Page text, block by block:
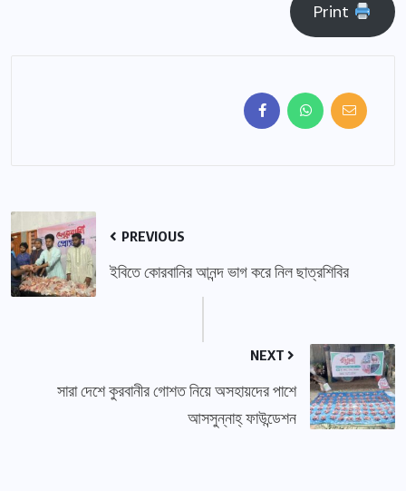
Print
PREVIOUS
ইবিতে কোরবানির আনন্দ ভাগ করে নিল ছাত্রশিবির
NEXT
সারা দেশে কুরবানীর গোশত নিয়ে অসহায়দের পাশে
আসসুন্নাহ্ ফাউন্ডেশন